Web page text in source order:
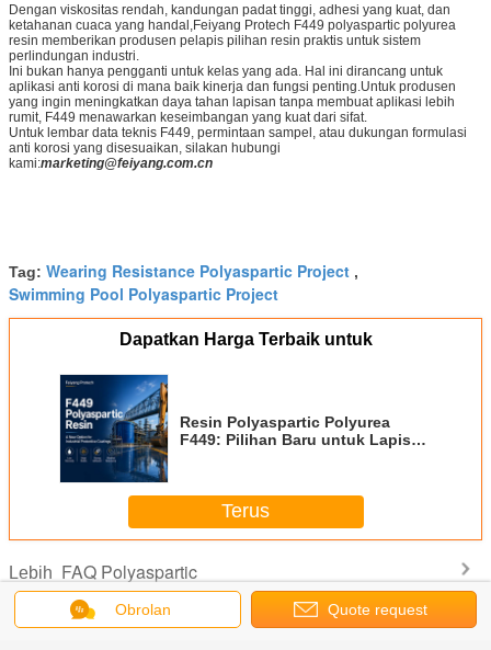
Dengan viskositas rendah, kandungan padat tinggi, adhesi yang kuat, dan
ketahanan cuaca yang handal,Feiyang Protech F449 polyaspartic polyurea
resin memberikan produsen pelapis pilihan resin praktis untuk sistem
perlindungan industri.
Ini bukan hanya pengganti untuk kelas yang ada. Hal ini dirancang untuk
aplikasi anti korosi di mana baik kinerja dan fungsi penting.Untuk produsen
yang ingin meningkatkan daya tahan lapisan tanpa membuat aplikasi lebih
rumit, F449 menawarkan keseimbangan yang kuat dari sifat.
Untuk lembar data teknis F449, permintaan sampel, atau dukungan formulasi
anti korosi yang disesuaikan, silakan hubungi
kami:marketing@feiyang.com.cn
Tag: Wearing Resistance Polyaspartic Project ,
Swimming Pool Polyaspartic Project
Dapatkan Harga Terbaik untuk
Resin Polyaspartic Polyurea
F449: Pilihan Baru untuk Lapisan
Terus
Lebih FAQ Polyaspartic
Obrolan Quote request